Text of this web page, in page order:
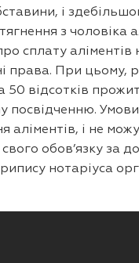
і
з чоловіка
сплату
права. При цьому,
відсотків
посвідченню.
аліментів, і не
обов’язку за
нотаріуса